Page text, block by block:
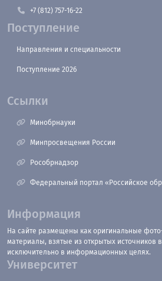
+7 (812) 757-16-22
Поступление
Направления и специальности
Поступление 2026
Ссылки
Минобрнауки
Минпросвещения России
Рособрнадзор
Федеральный портал «Российское
Информация
На сайте размещены как оригинальные
материалы, взятые из открытых источников
исключительно в информационных целях.
Университет